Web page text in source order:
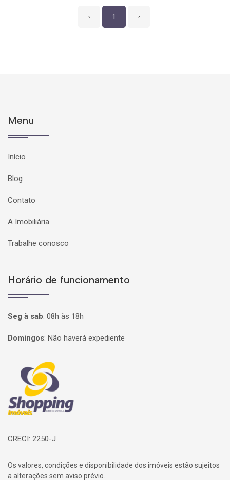
‹ 1 ›
Menu
Início
Blog
Contato
A Imobiliária
Trabalhe conosco
Horário de funcionamento
Seg à sab: 08h às 18h
Domingos: Não haverá expediente
Página inicial
CRECI: 2250-J
Os valores, condições e disponibilidade dos imóveis estão sujeitos
a alterações sem aviso prévio.